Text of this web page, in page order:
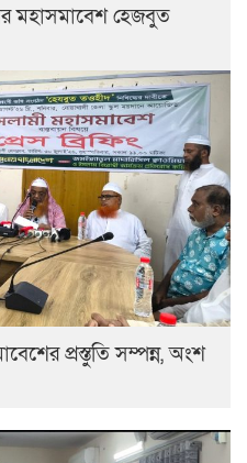
মহাসমাবেশ হেজবুত
প্রস্তুতি সম্পন্ন, অংশ